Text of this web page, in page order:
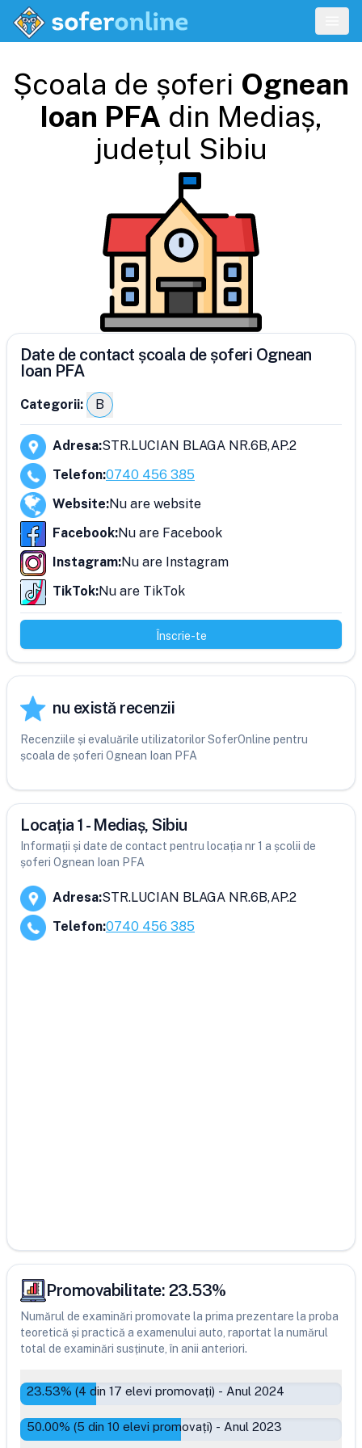
Școala de șoferi Ognean
Ioan PFA din Mediaș,
județul Sibiu
Date de contact școala de șoferi Ognean
Ioan PFA
Categorii: B
Adresa:STR.LUCIAN BLAGA NR.6B,AP.2
Telefon:0740 456 385
Website:Nu are website
Facebook:Nu are Facebook
Instagram:Nu are Instagram
TikTok:Nu are TikTok
Înscrie-te
nu există recenzii
Recenziile și evaluările utilizatorilor SoferOnline pentru
școala de șoferi Ognean Ioan PFA
Locația 1 - Mediaș, Sibiu
Informații și date de contact pentru locația nr 1 a școlii de
șoferi Ognean Ioan PFA
Adresa:STR.LUCIAN BLAGA NR.6B,AP.2
Telefon:0740 456 385
Promovabilitate: 23.53%
Numărul de examinări promovate la prima prezentare la proba
teoretică și practică a examenului auto, raportat la numărul
total de examinări susținute, în anii anteriori.
23.53% (4 din 17 elevi promovați) - Anul 2024
50.00% (5 din 10 elevi promovați) - Anul 2023